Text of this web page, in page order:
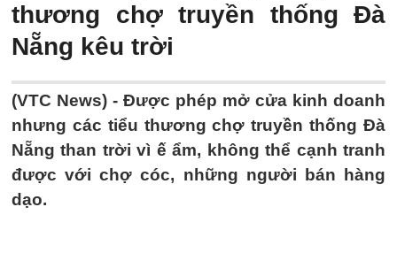
thương chợ truyền thống Đà
Nẵng kêu trời
(VTC News) - Được phép mở cửa kinh doanh
nhưng các tiểu thương chợ truyền thống Đà
Nẵng than trời vì ế ẩm, không thể cạnh tranh
được với chợ cóc, những người bán hàng
dạo.